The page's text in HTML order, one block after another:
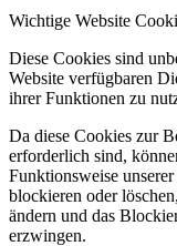
Wichtige Website
Diese Cookies sind
Website verfügbaren
ihrer Funktionen zu
Da diese Cookies zur
erforderlich sind,
Funktionsweise
blockieren oder
ändern und das
erzwingen.